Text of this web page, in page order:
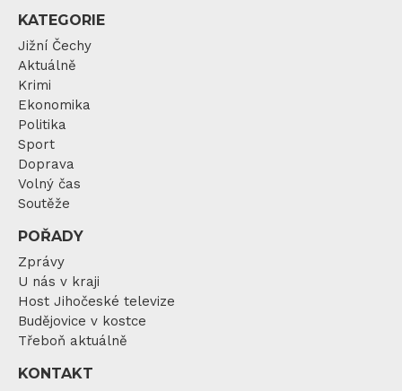
KATEGORIE
Jižní Čechy
Aktuálně
Krimi
Ekonomika
Politika
Sport
Doprava
Volný čas
Soutěže
POŘADY
Zprávy
U nás v kraji
Host Jihočeské televize
Budějovice v kostce
Třeboň aktuálně
KONTAKT